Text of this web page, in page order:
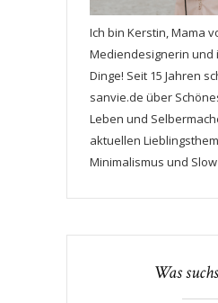
Ich bin Kerstin, Mama
Mediendesignerin und
Dinge! Seit 15 Jahren
sanvie.de über
Leben und
aktuellen
Minimalismus und Slow
Was